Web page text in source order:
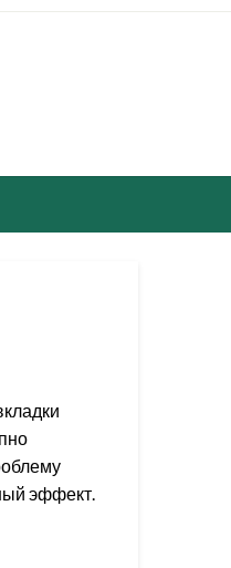
эффект.